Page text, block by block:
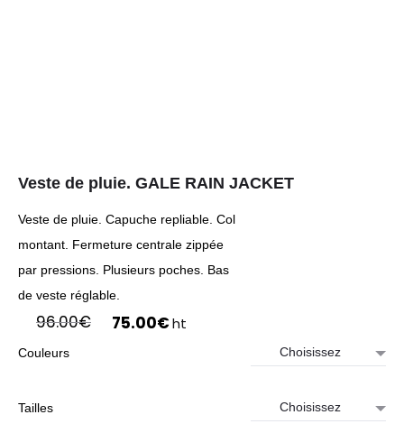
Veste de pluie. GALE RAIN JACKET
Veste de pluie. Capuche repliable. Col
montant. Fermeture centrale zippée
par pressions. Plusieurs poches. Bas
de veste réglable.
96.00€ 75.00€ Le
ht
Couleurs
Tailles